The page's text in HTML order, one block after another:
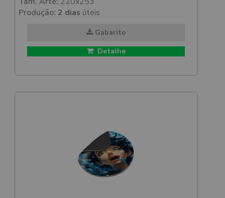
Produção: 2 dias úteis
Gabarito
Detalhe